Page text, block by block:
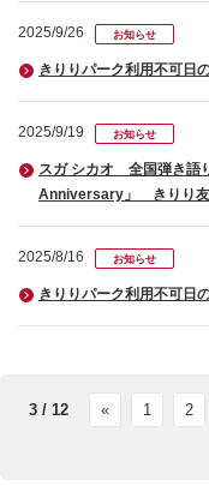
2025/9/26 お知らせ
きりりパーク利用不可日
2025/9/19 お知らせ
スガ シカオ 全国弾き語
Anniversary」 きりり友
2025/8/16 お知らせ
きりりパーク利用不可日
3 / 12 « 1 2